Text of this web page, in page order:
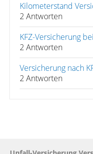
Kilometerstand
2 Antworten
KFZ-Versicherung
2 Antworten
Versicherung nach
2 Antworten